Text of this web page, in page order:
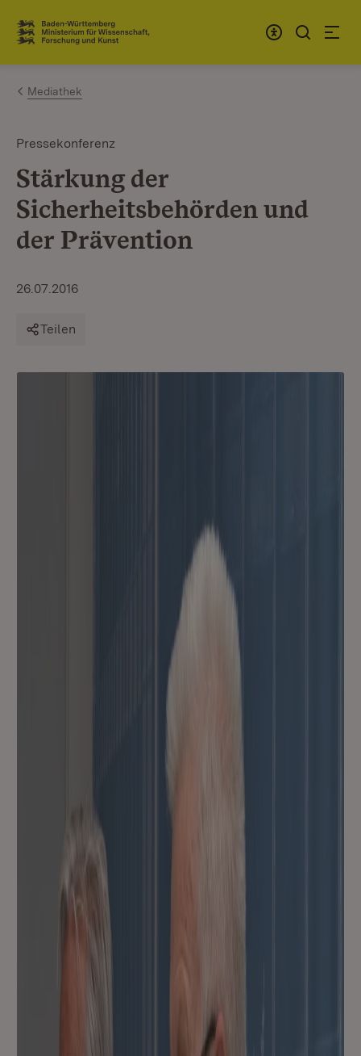
Zum Inhalt springen
Link zur Startseite
Mediathek
Pressekonferenz
Stärkung der
Sicherheitsbehörden und
der Prävention
26.07.2016
Teilen